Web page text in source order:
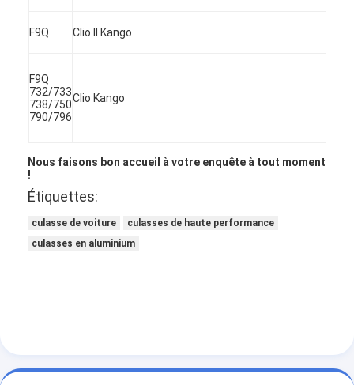
bloc-cylindres de moteur
ACCOMPLISSEZ LA CULASSE
Culasse de moteur
vilebrequin de moteur
Voiture moteur soupapes
F9Q Clio II Kango
F9Q
732/733
738/750
790/796
Clio Kango
Nous faisons bon accueil à votre enquête à tout moment
!
Étiquettes:
culasse de voiture
culasses de haute performance
culasses en aluminium